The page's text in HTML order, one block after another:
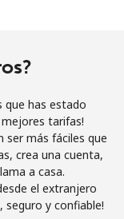
→
que has estado
tarifas!
ser más fáciles que
crea una cuenta,
a casa.
el extranjero
seguro y confiable!